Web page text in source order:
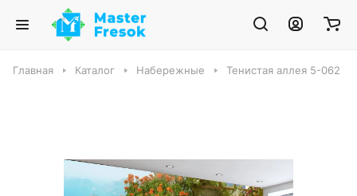
Главная Каталог Набережные Тенистая аллея 5-062